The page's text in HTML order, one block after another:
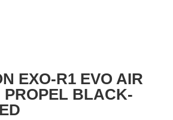
EXO-R1 EVO AIR
PROPEL BLACK-